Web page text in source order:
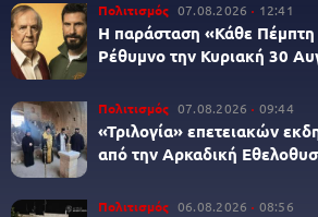
Πολιτισμός 07.08.2026 12:41
Η παράσταση «Κάθε Πέμπτη
Ρέθυμνο την Κυριακή 30
Πολιτισμός 07.08.2026 09:44
«Τριλογία» επετειακών
από την Αρκαδική
Πολιτισμός 06.08.2026 08:56